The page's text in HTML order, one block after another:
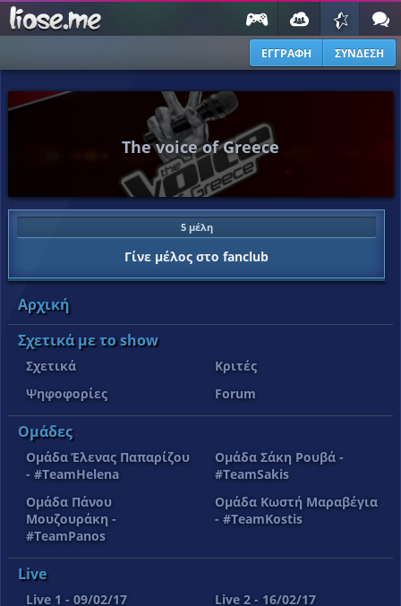
ΕΓΓΡΑΦΗ ΣΥΝΔΕΣΗ
The voice of Greece
5 μέλη
Γίνε μέλος στο fanclub
Αρχική
Σχετικά με το show
Σχετικά
Κριτές
Ψηφοφορίες
Forum
Ομάδες
Ομάδα Έλενας Παπαρίζου
- #TeamHelena
Ομάδα Σάκη Ρουβά -
#TeamSakis
Ομάδα Πάνου
Μουζουράκη -
#TeamPanos
Ομάδα Κωστή Μαραβέγια
- #TeamKostis
Live
Live 1 - 09/02/17
Live 2 - 16/02/17